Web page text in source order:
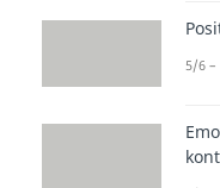
und
5/6 –